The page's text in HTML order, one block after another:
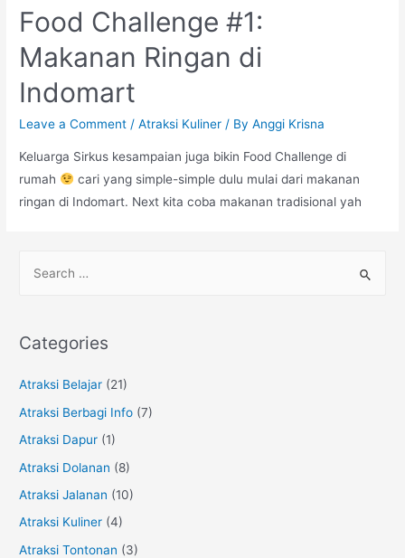
Food Challenge #1:
Makanan Ringan di
Indomart
Leave a Comment /Atraksi Kuliner / ByAnggi Krisna
Keluarga Sirkus kesampaian juga bikin Food Challenge di
rumah
cari yang simple-simple dulu mulai dari makanan
ringan di Indomart. Next kita coba makanan tradisional yah
r
h
f
o
Categories
Atraksi Belajar (21)
Atraksi Berbagi Info (7)
Atraksi Dapur (1)
Atraksi Dolanan (8)
Atraksi Jalanan (10)
Atraksi Kuliner (4)
Atraksi Tontonan (3)